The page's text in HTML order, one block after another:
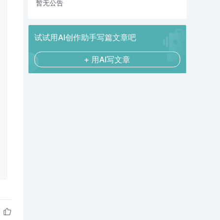
暂无公告
试试用AI创作助手写篇文章吧
+ 用AI写文章